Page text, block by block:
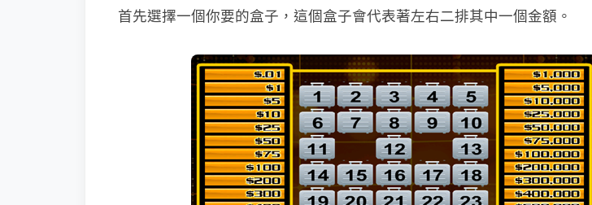
首先選擇一個你要的盒子，這個盒子會代表著左右二排其中一個金額。